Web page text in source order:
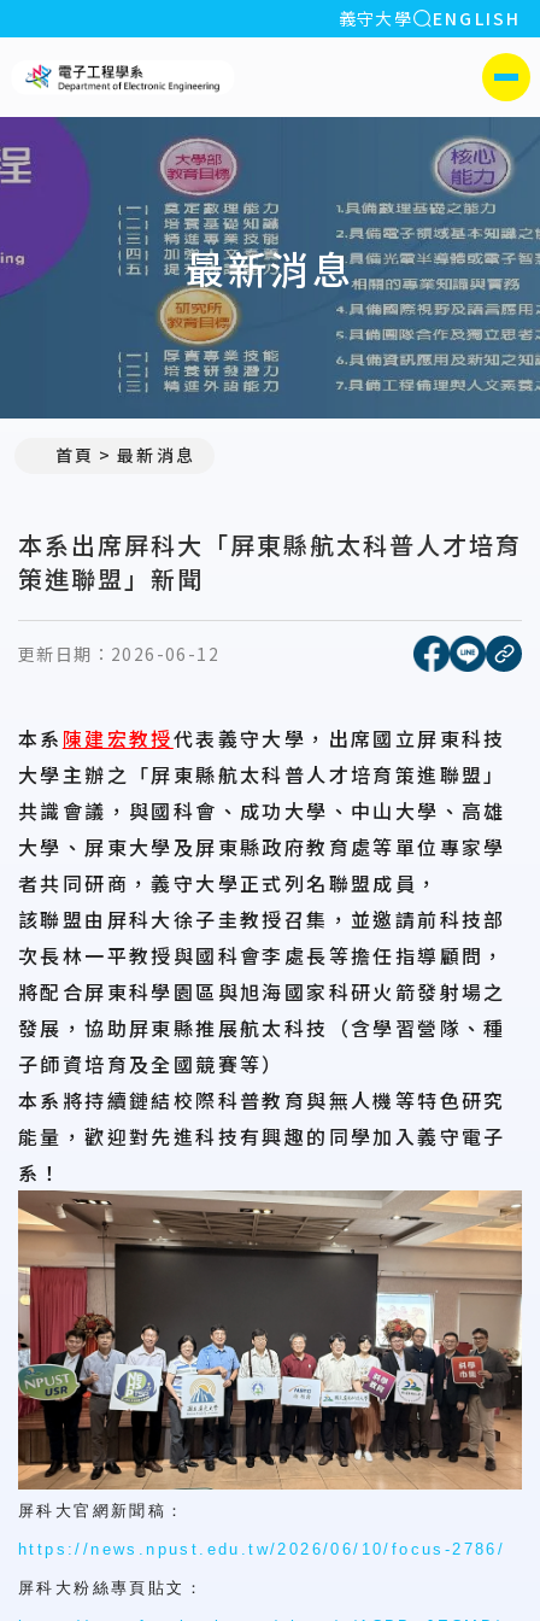
:::
義守大學 全站搜索
ENGLISH
側選單
最新消息
首頁 最新消息
本系出席屏科大「屏東縣航太科普人才培育
策進聯盟」新聞
更新日期： 2026-06-12 [另開新
[另開
複
本系 陳建宏教授代表義守大學，出席國立屏東科技
大學主辦之「屏東縣航太科普人才培育策進聯盟」
共識會議，與國科會、成功大學、中山大學、高雄
大學、屏東大學及屏東縣政府教育處等單位專家學
者共同研商，義守大學正式列名聯盟成員，
該聯盟由屏科大徐子圭教授召集，並邀請前科技部
次長林一平教授與國科會李處長等擔任指導顧問，
將配合屏東科學園區與旭海國家科研火箭發射場之
發展，協助屏東縣推展航太科技（含學習營隊、種
子師資培育及全國競賽等）
本系將持續鏈結校際科普教育與無人機等特色研究
能量，歡迎對先進科技有興趣的同學加入義守電子
系！
屏科大官網新聞稿：
https://news.npust.edu.tw/2026/06/10/focus-2786/
屏科大粉絲專頁貼文：